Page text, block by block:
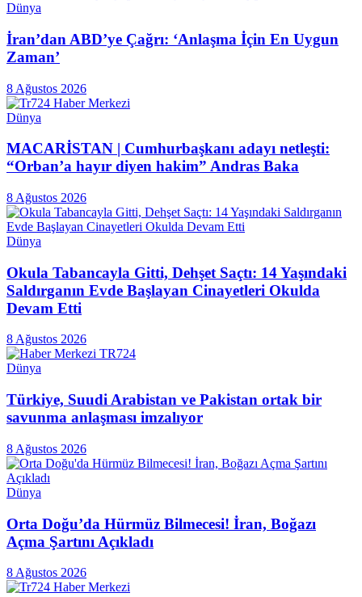
Dünya
İran’dan ABD’ye Çağrı: ‘Anlaşma İçin En Uygun
Zaman’
8 Ağustos 2026
Dünya
MACARİSTAN | Cumhurbaşkanı adayı netleşti:
“Orban’a hayır diyen hakim” Andras Baka
8 Ağustos 2026
Dünya
Okula Tabancayla Gitti, Dehşet Saçtı: 14 Yaşındaki
Saldırganın Evde Başlayan Cinayetleri Okulda
Devam Etti
8 Ağustos 2026
Dünya
Türkiye, Suudi Arabistan ve Pakistan ortak bir
savunma anlaşması imzalıyor
8 Ağustos 2026
Dünya
Orta Doğu’da Hürmüz Bilmecesi! İran, Boğazı
Açma Şartını Açıkladı
8 Ağustos 2026